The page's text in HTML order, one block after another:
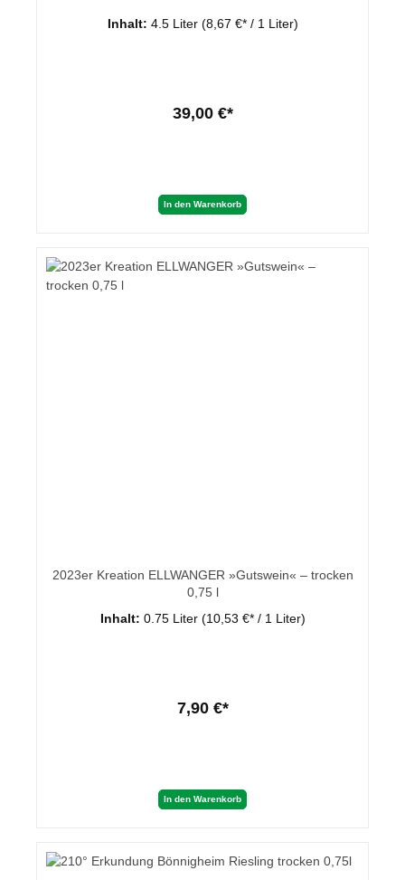
Inhalt: 4.5 Liter (8,67 €* / 1 Liter)
39,00 €*
In den Warenkorb
2023er Kreation ELLWANGER »Gutswein« – trocken
0,75 l
Inhalt: 0.75 Liter (10,53 €* / 1 Liter)
7,90 €*
In den Warenkorb